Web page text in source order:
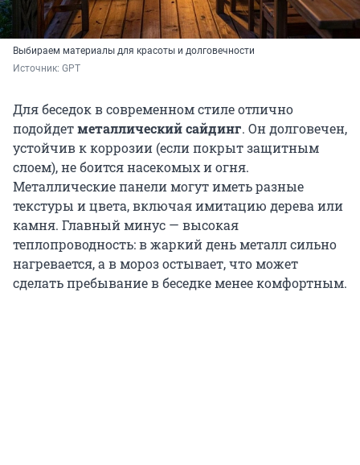
Выбираем материалы для красоты и долговечности
Источник: GPT
Для беседок в современном стиле отлично
подойдетметаллический сайдинг. Он долговечен,
устойчив к коррозии (если покрыт защитным
слоем), не боится насекомых и огня.
Металлические панели могут иметь разные
текстуры и цвета, включая имитацию дерева или
камня. Главный минус — высокая
теплопроводность: в жаркий день металл сильно
нагревается, а в мороз остывает, что может
сделать пребывание в беседке менее комфортным.